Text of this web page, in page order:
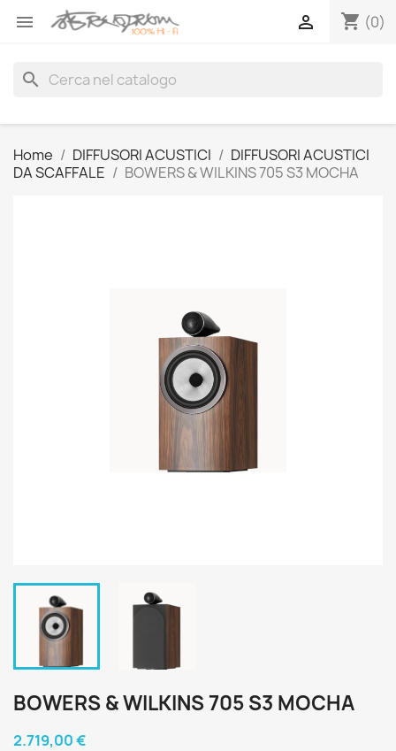
 shopping_cart (0)

search
Home DIFFUSORI ACUSTICI
DIFFUSORI ACUSTICI
DA SCAFFALE
BOWERS & WILKINS 705 S3 MOCHA
BOWERS & WILKINS 705 S3 MOCHA
2.719,00 €